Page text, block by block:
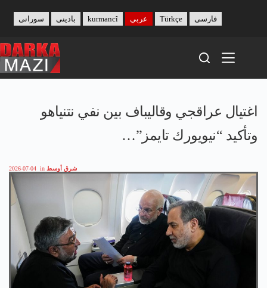
content
بادینی سورانی kurmancî عربي Türkçe فارسی
اغتيال عراقجي وقاليباف بين نفي نتنياهو
وتأكيد “نيويورك تايمز”…
2026-07-04 in شرق أوسط